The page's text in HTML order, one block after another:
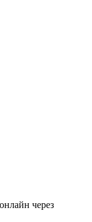
через